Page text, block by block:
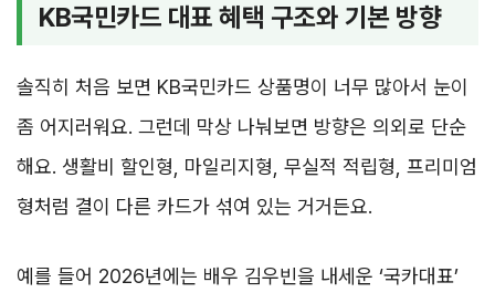
KB국민카드 대표 혜택 구조와 기본 방향
솔직히 처음 보면 KB국민카드 상품명이 너무 많아서 눈이
좀 어지러워요. 그런데 막상 나눠보면 방향은 의외로 단순
해요. 생활비 할인형, 마일리지형, 무실적 적립형, 프리미엄
형처럼 결이 다른 카드가 섞여 있는 거거든요.
예를 들어 2026년에는 배우 김우빈을 내세운 ‘국카대표’